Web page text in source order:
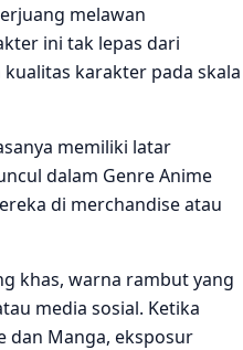
melawan
ini tak lepas dari
karakter pada skala
memiliki latar
dalam Genre Anime
di merchandise atau
khas, warna rambut yang
media sosial. Ketika
dan Manga, eksposur